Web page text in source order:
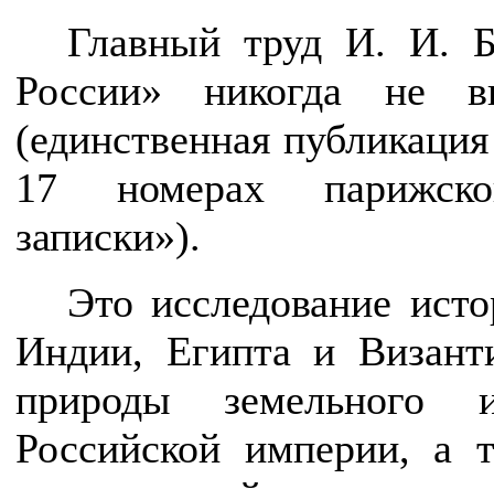
Главный труд И. И.
России» никогда не
(единственная
17 номерах
записки»).
Это исследование
Индии, Египта и
природы земельного
Российской империи, а